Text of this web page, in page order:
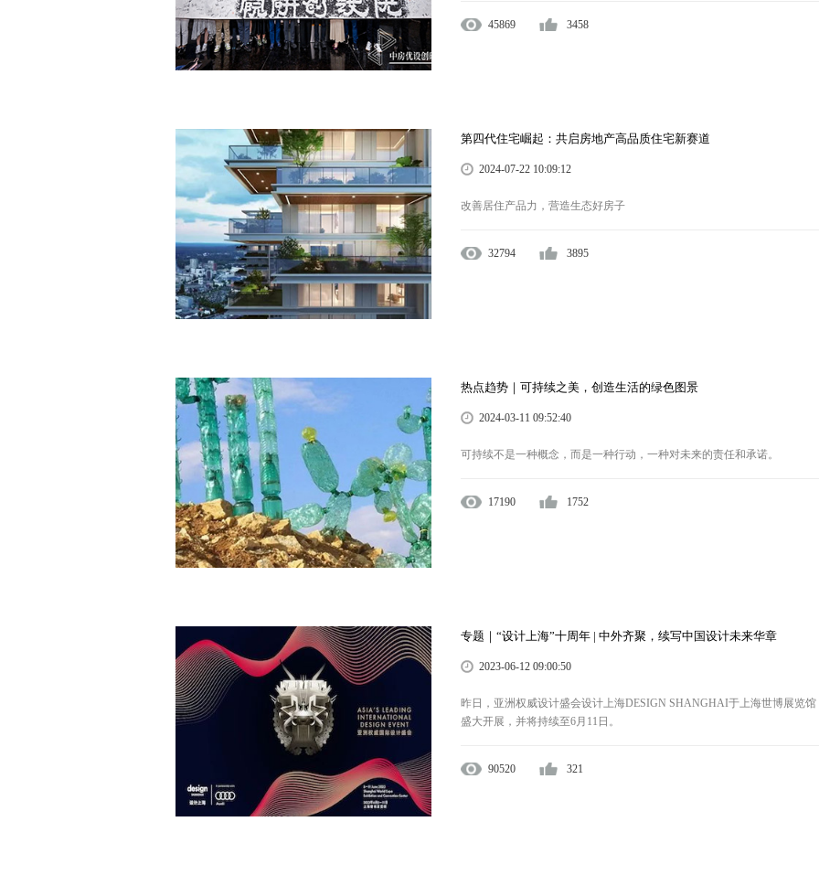
45869 3458
第四代住宅崛起：共启房地产高品质住宅新赛道
2024-07-22 10:09:12
改善居住产品力，营造生态好房子
32794 3895
热点趋势｜可持续之美，创造生活的绿色图景
2024-03-11 09:52:40
可持续不是一种概念，而是一种行动，一种对未来的责任和承诺。
17190 1752
专题｜“设计上海”十周年 | 中外齐聚，续写中国设计未来华章
2023-06-12 09:00:50
昨日，亚洲权威设计盛会设计上海DESIGN SHANGHAI于上海世博展览馆
盛大开展，并将持续至6月11日。
90520 321